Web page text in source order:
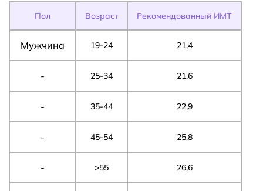
Пол Возраст Рекомендованный ИМТ
Мужчина 19-24 21,4
- 25-34 21,6
- 35-44 22,9
- 45-54 25,8
- >55 26,6